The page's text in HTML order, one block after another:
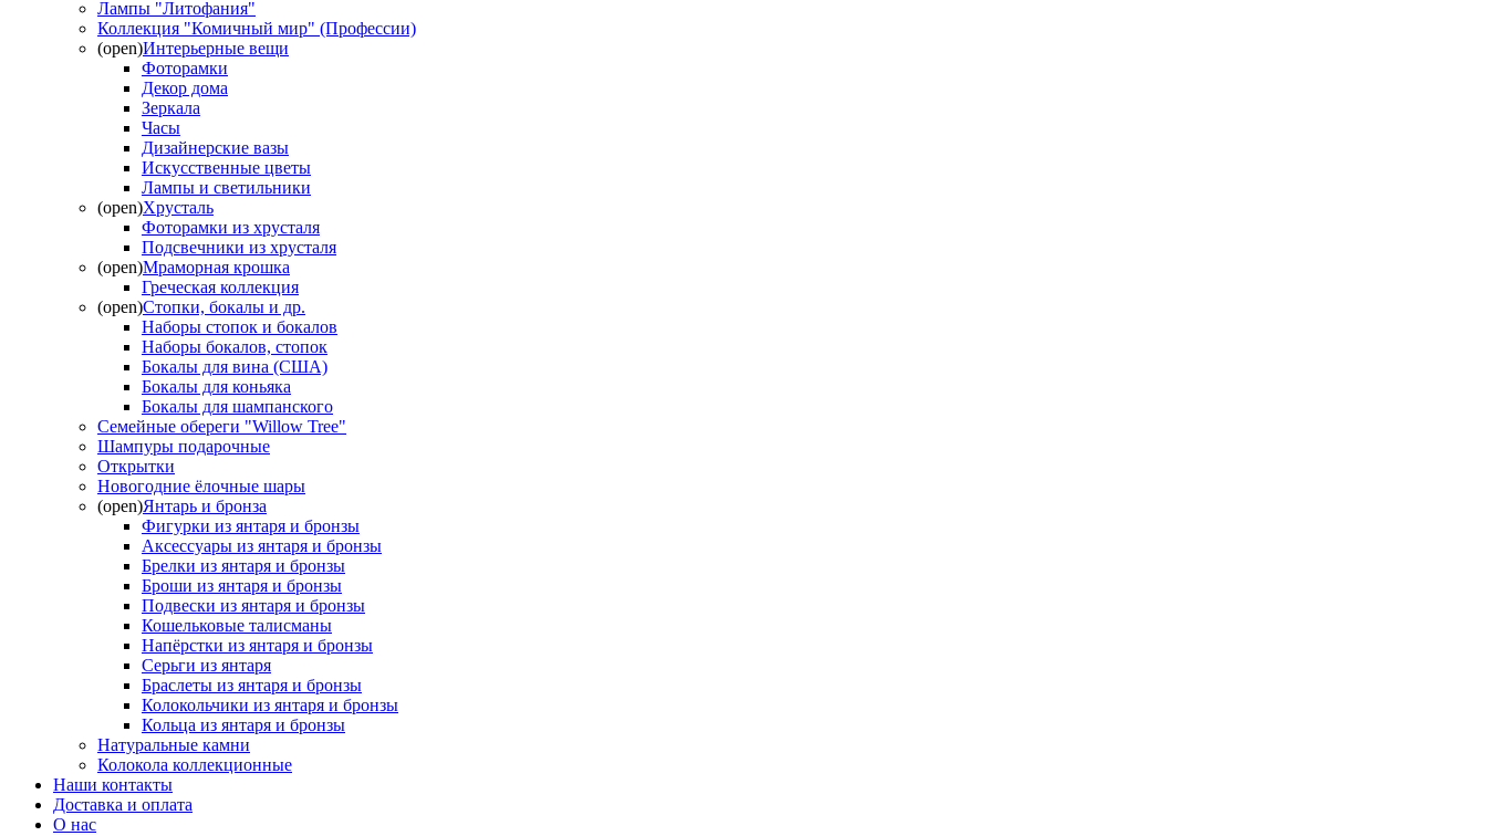
Лампы "Литофания"
Коллекция "Комичный мир" (Профессии)
(open)Интерьерные вещи
Фоторамки
Декор дома
Зеркала
Часы
Дизайнерские вазы
Искусственные цветы
Лампы и светильники
(open)Хрусталь
Фоторамки из хрусталя
Подсвечники из хрусталя
(open)Мраморная крошка
Греческая коллекция
(open)Стопки, бокалы и др.
Наборы стопок и бокалов
Наборы бокалов, стопок
Бокалы для вина (США)
Бокалы для коньяка
Бокалы для шампанского
Семейные обереги "Willow Tree"
Шампуры подарочные
Открытки
Новогодние ёлочные шары
(open)Янтарь и бронза
Фигурки из янтаря и бронзы
Аксессуары из янтаря и бронзы
Брелки из янтаря и бронзы
Броши из янтаря и бронзы
Подвески из янтаря и бронзы
Кошельковые талисманы
Напёрстки из янтаря и бронзы
Серьги из янтаря
Браслеты из янтаря и бронзы
Колокольчики из янтаря и бронзы
Кольца из янтаря и бронзы
Натуральные камни
Колокола коллекционные
Наши контакты
Доставка и оплата
О нас